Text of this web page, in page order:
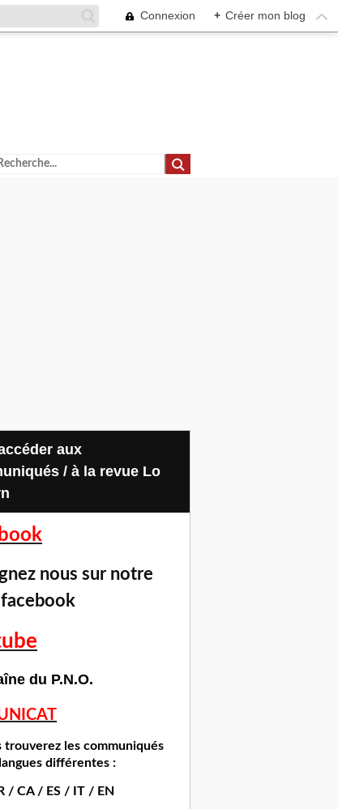
Connexion + Créer mon blog
/ à la revue Lo
nous sur notre
du P.N.O.
trouverez les communiqués
différentes :
/ CA / ES / IT / EN